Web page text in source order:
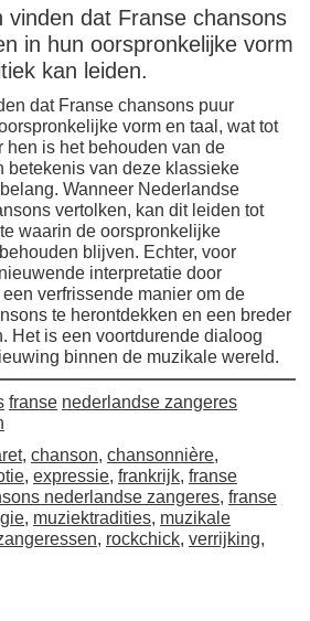
vinden dat Franse chansons
in hun oorspronkelijke vorm
kan leiden.
dat Franse chansons puur
vorm en taal, wat tot
hen is het behouden van de
betekenis van deze klassieke
Wanneer Nederlandse
vertolken, kan dit leiden tot
waarin de oorspronkelijke
blijven. Echter, voor
interpretatie door
verfrissende manier om de
te herontdekken en een breder
Het is een voortdurende dialoog
binnen de muzikale wereld.
franse nederlandse zangeres
, chanson, chansonnière,
, expressie, frankrijk, franse
nederlandse zangeres, franse
, muziektradities, muzikale
, rockchick, verrijking,